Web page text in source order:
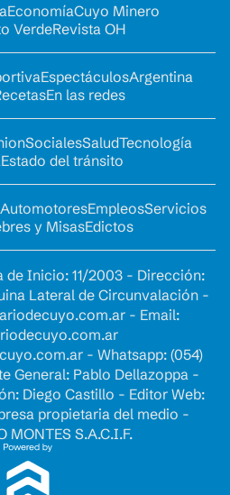
EconomíaCuyo Minero
VerdeRevista OH
EspectáculosArgentina
En las redes
SocialesSaludTecnología
Estado del tránsito
AutomotoresEmpleosServicios
y MisasEdictos
de Inicio: 11/2003 - Dirección:
Lateral de Circunvalación -
- Email:
- Whatsapp: (054)
General: Pablo Dellazoppa -
Diego Castillo - Editor Web:
propietaria del medio -
MONTES S.A.C.I.F.